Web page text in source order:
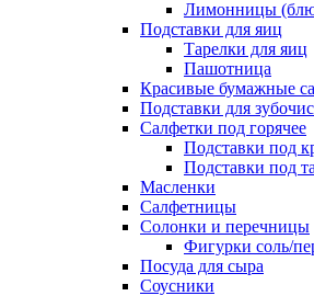
Лимонницы
Подставки для яиц
Тарелки для яиц
Пашотница
Красивые бумажные
Подставки для
Салфетки под горячее
Подставки под
Подставки под
Масленки
Салфетницы
Солонки и перечницы
Фигурки соль/
Посуда для сыра
Соусники